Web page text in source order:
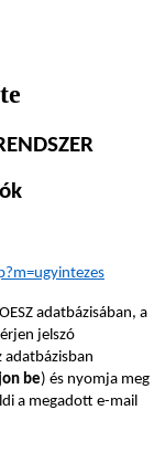
adatbázisában, a
jelszó
adatbázisban
be) és nyomja meg
a megadott e-mail